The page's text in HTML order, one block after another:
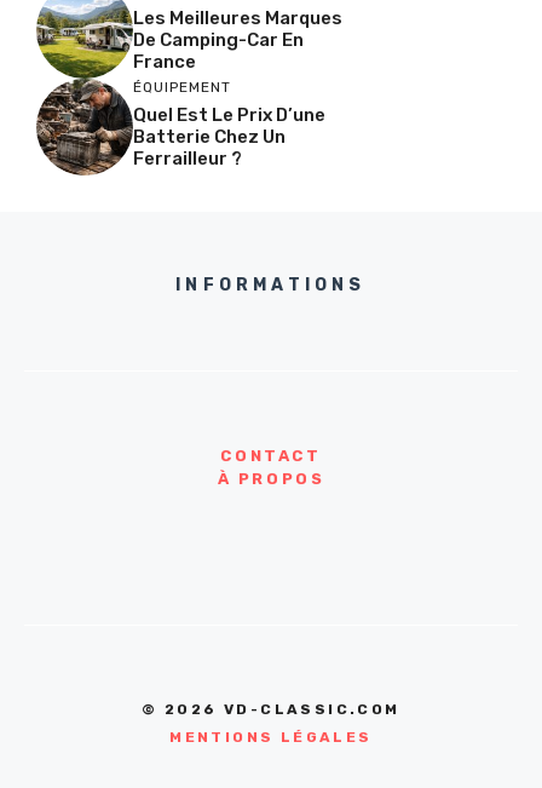
Les Meilleures Marques
De Camping-Car En
France
ÉQUIPEMENT
Quel Est Le Prix D’une
Batterie Chez Un
Ferrailleur ?
INFORMATIONS
CONTACT
À PROPOS
© 2026 VD-CLASSIC.COM
MENTIONS LÉGALES